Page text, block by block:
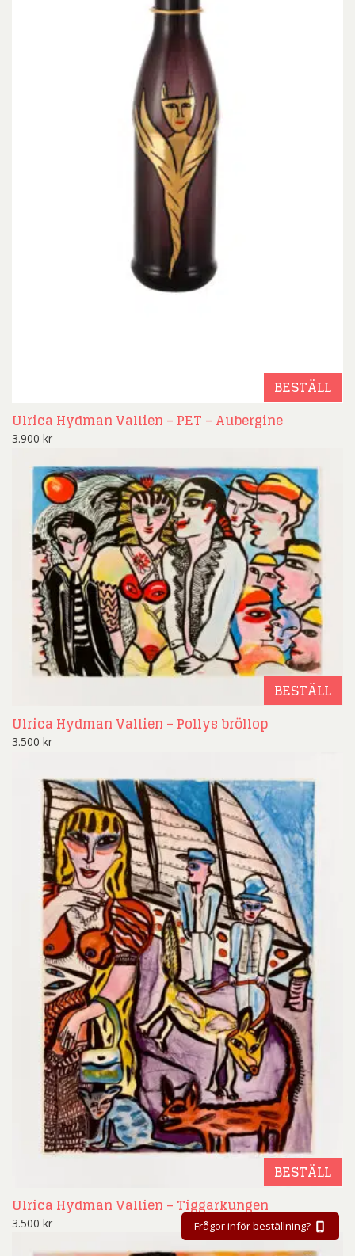
BESTÄLL
Ulrica Hydman Vallien – PET – Aubergine
3.900 kr
BESTÄLL
Ulrica Hydman Vallien – Pollys bröllop
3.500 kr
BESTÄLL
Ulrica Hydman Vallien – Tiggarkungen
3.500 kr Frågor inför beställning?